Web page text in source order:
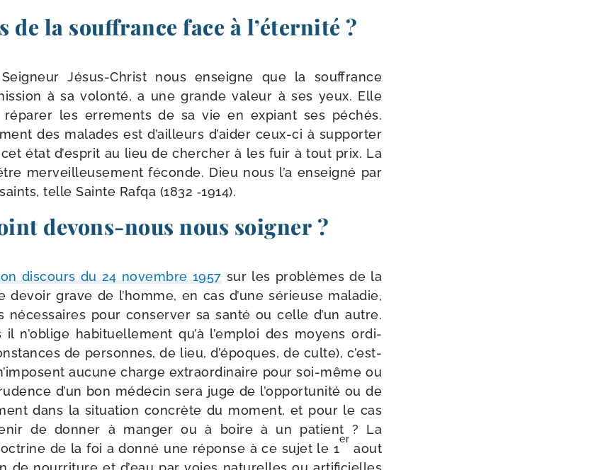
de la souffrance face à l’éternité ?
Jésus-​Christ nous enseigne que la souf­france
à sa volon­té, a une grande valeur à ses yeux. Elle
les erre­ments de sa vie en expiant ses péchés.
des malades est d’ailleurs d’ai­der ceux-​ci à sup­por­ter
état d’es­prit au lieu de cher­cher à les fuir à tout prix. La
mer­veilleu­se­ment féconde. Dieu nous l’a ensei­gné par
telle Sainte Rafqa (1832 ‑1914).
devons-​nous nous soigner ?
dis­cours du 24 novembre 1957 sur les pro­blèmes de la
devoir grave de l’homme, en cas d’une sérieuse mala­die,
néces­saires pour conser­ver sa san­té ou celle d’un autre.
n’o­blige habi­tuel­le­ment qu’à l’emploi des moyens ordi­
de per­sonnes, de lieu, d’é­poques, de culte), c’est-​
aucune charge extra­or­di­naire pour soi-​même ou
d’un bon méde­cin sera juge de l’op­por­tu­ni­té ou de
dans la situa­tion concrète du moment, et pour le cas
de don­ner à man­ger ou à boire à un patient ? La
de la foi a don­né une réponse à ce sujet le 1
er
aout